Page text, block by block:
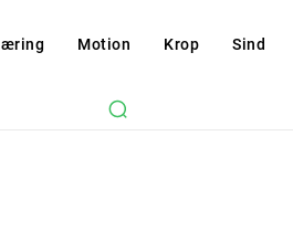
Motion Krop Sind